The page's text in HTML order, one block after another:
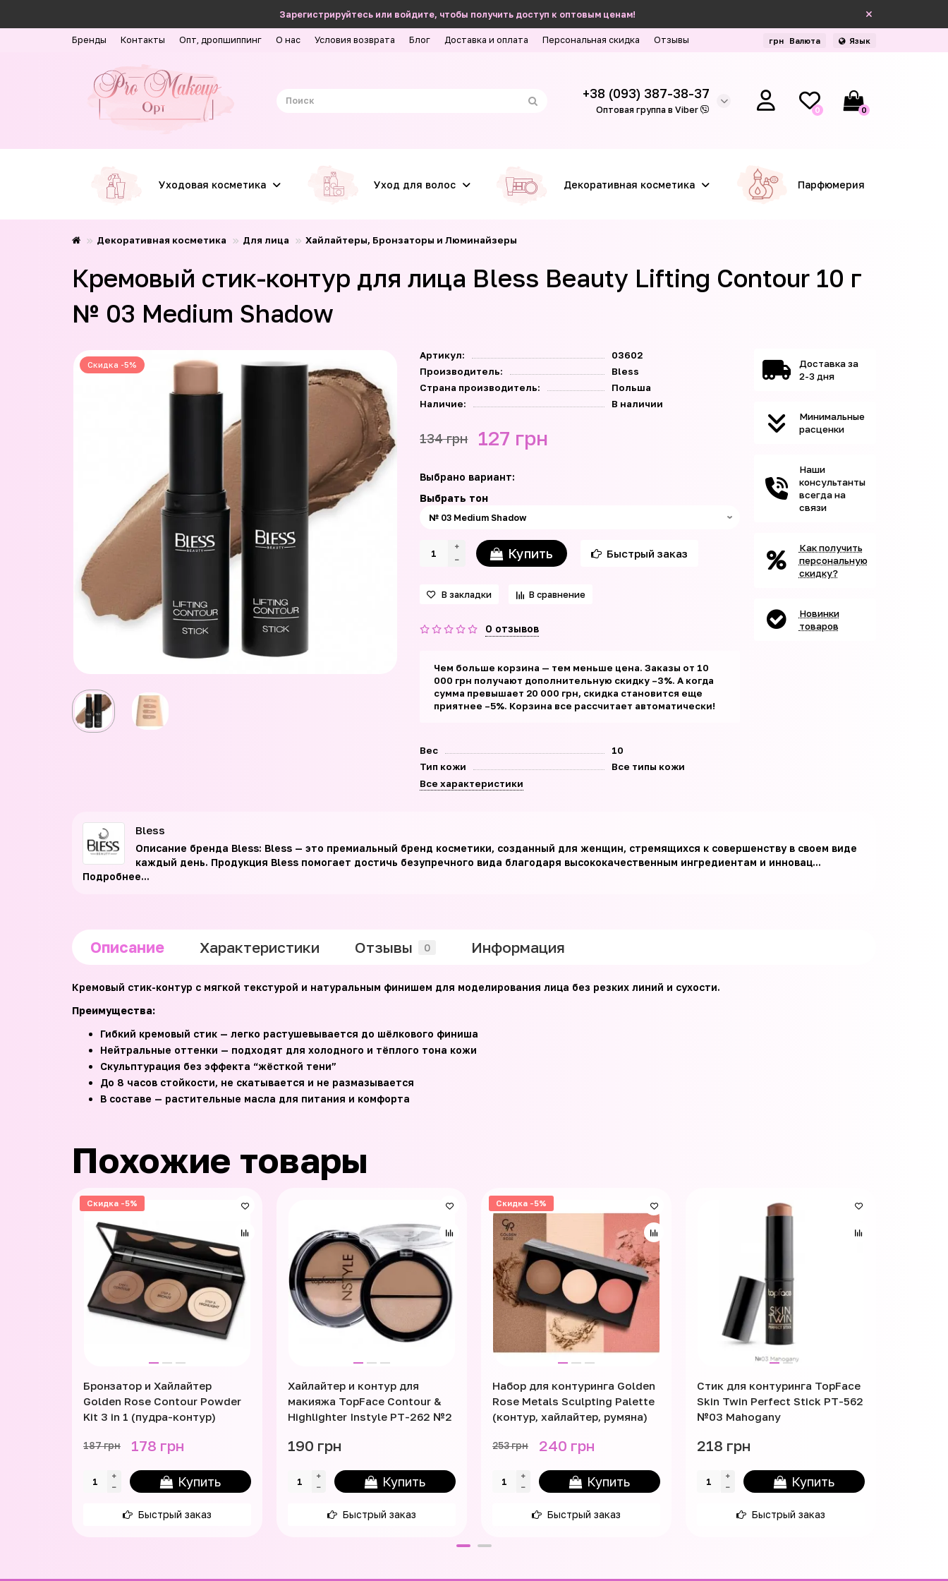
Зарегистрируйтесь или войдите, чтобы получить доступ к оптовым ценам!
Бренды Контакты Опт, дропшиппинг О нас Условия возврата Блог Доставка и оплата Персональная скидка Отзывы грн Валюта Язык
+38 (093) 387-38-37
Оптовая группа в Viber 0 0
Уходовая косметика Уход для волос Декоративная косметика Парфюмерия
Декоративная косметика Для лица Хайлайтеры, Бронзаторы и Люминайзеры
Кремовый стик-контур для лица Bless Beauty Lifting Contour 10 г
№ 03 Medium Shadow
Скидка -5%
Артикул:
03602
Производитель:
Bless
Страна производитель:
Польша
Наличие:
В наличии
134 грн 127 грн
Выбрано вариант:
Выбрать тон
Купить Быстрый заказ
В закладки В сравнение
0 отзывов
Чем больше корзина — тем меньше цена. Заказы от 10
000 грн получают дополнительную скидку –3%. А когда
сумма превышает 20 000 грн, скидка становится еще
приятнее –5%. Корзина все рассчитает автоматически!
Вес
10
Тип кожи
Все типы кожи
Все характеристики
Доставка за
2-3 дня
Минимальные
расценки
Наши
консультанты
всегда на
связи
Как получить
персональную
скидку?
Новинки
товаров
Bless
Описание бренда Bless: Bless — это премиальный бренд косметики, созданный для женщин, стремящихся к совершенству в своем виде
каждый день. Продукция Bless помогает достичь безупречного вида благодаря высококачественным ингредиентам и инновац...
Подробнее...
Описание Характеристики Отзывы 0 Информация
Кремовый стик-контур с мягкой текстурой и натуральным финишем для моделирования лица без резких линий и сухости.
Преимущества:
Гибкий кремовый стик — легко растушевывается до шёлкового финиша
Нейтральные оттенки — подходят для холодного и тёплого тона кожи
Скульптурация без эффекта “жёсткой тени”
До 8 часов стойкости, не скатывается и не размазывается
В составе — растительные масла для питания и комфорта
Похожие товары
Скидка -5%
Бронзатор и Хайлайтер
Golden Rose Contour Powder
Kit 3 in 1 (пудра-контур)
187 грн 178 грн
Купить
Быстрый заказ
Хайлайтер и контур для
макияжа TopFace Contour &
Highlighter Instyle PT-262 №2
190 грн
Купить
Быстрый заказ
Скидка -5%
Набор для контуринга Golden
Rose Metals Sculpting Palette
(контур, хайлайтер, румяна)
253 грн 240 грн
Купить
Быстрый заказ
Стик для контуринга TopFace
Skin Twin Perfect Stick PT-562
№03 Mahogany
218 грн
Купить
Быстрый заказ